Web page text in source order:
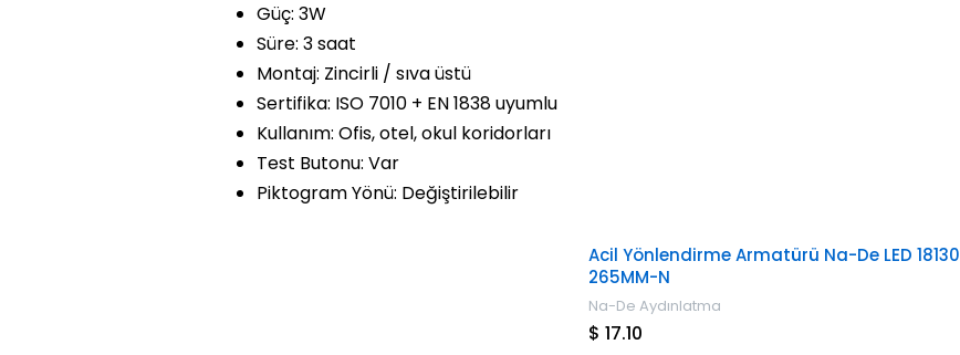
Güç: 3W
Süre: 3 saat
Montaj: Zincirli / sıva üstü
Sertifika: ISO 7010 + EN 1838 uyumlu
Kullanım: Ofis, otel, okul koridorları
Test Butonu: Var
Piktogram Yönü: Değiştirilebilir
Acil Yönlendirme Armatürü Na-De LED 18130
265MM-N
Na-De Aydınlatma
$ 17.10